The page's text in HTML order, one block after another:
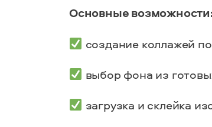
Основные возможности:
создание коллажей
выбор фона из
загрузка и склейка